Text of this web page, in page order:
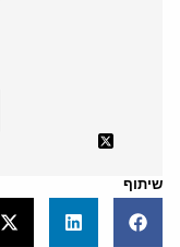
שיתוף